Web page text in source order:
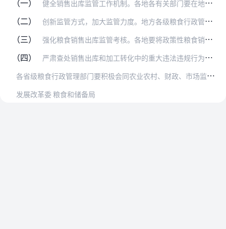
（一）
健全销售出库监管工作机制。各地各有关部门要在地方政府的统一领导下，健全发改、粮食、农业农村、财政、市场监督管理、农发行、中储粮等部门单位共同参与的政策性粮食库存…
（二） 创新监管方式，加大监管力度。地方各级粮食行政管理部门要充分发挥12325全国粮食流通监管热线作用，接受群众举报投诉。紧盯成交价格、交易资金、出库能力、车辆运输“…
（三） 强化粮食销售出库监管考核。各地要将政策性粮食销售出库监管职责落实情况纳入粮食安全省长责任制考核范围。国家粮食和物资储备局对中储粮系统协调政策性粮食销售出库工作情…
（四） 严肃查处销售出库和加工转化中的重大违法违规行为。对发现挂拍空单抵顶亏库、数量短缺、保管不善造成严重霉粮坏粮事故、以陈顶新套取财政补贴资金、不符合食品安全标准的粮…
各
省级粮食行政管理部门要积极会同农业农村、财政、市场监督管理、农发行等部门单位，每月底对本辖区政策性粮食拍卖销售中发现的违法违规问题及处理情况进行汇总，并在全省…
发展改革委 粮食和储备局